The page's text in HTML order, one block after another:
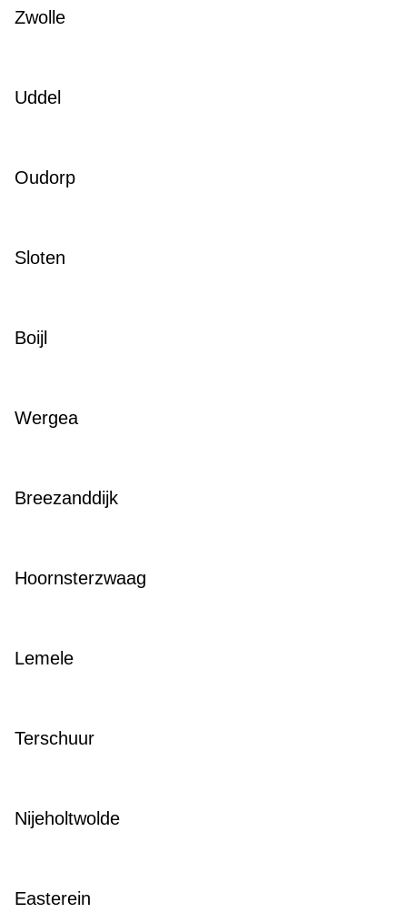
Zwolle
Uddel
Oudorp
Sloten
Boijl
Wergea
Breezanddijk
Hoornsterzwaag
Lemele
Terschuur
Nijeholtwolde
Easterein